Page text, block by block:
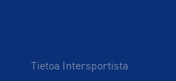
Tietoa Intersportista